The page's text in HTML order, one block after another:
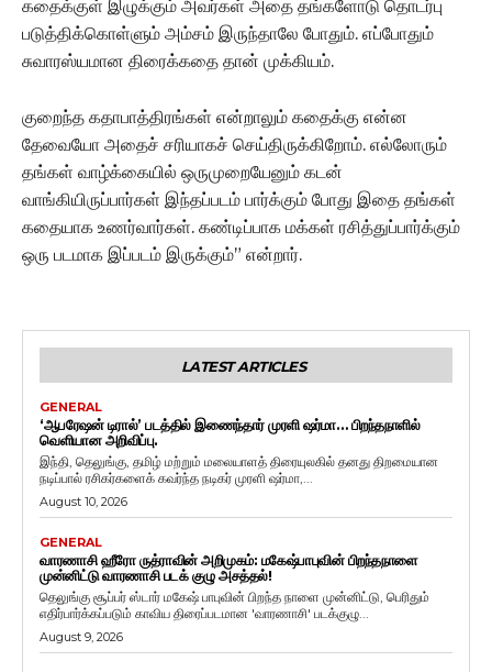
கதைக்குள் இழுக்கும் அவர்கள் அதை தங்களோடு தொடர்பு
படுத்திக்கொள்ளும் அம்சம் இருந்தாலே போதும். எப்போதும்
சுவாரஸ்யமான திரைக்கதை தான் முக்கியம்.
குறைந்த கதாபாத்திரங்கள் என்றாலும் கதைக்கு என்ன
தேவையோ அதைச் சரியாகச் செய்திருக்கிறோம். எல்லோரும்
தங்கள் வாழ்க்கையில் ஒருமுறையேனும் கடன்
வாங்கியிருப்பார்கள் இந்தப்படம் பார்க்கும் போது இதை தங்கள்
கதையாக உணர்வார்கள். கண்டிப்பாக மக்கள் ரசித்துப்பார்க்கும்
ஒரு படமாக இப்படம் இருக்கும்” என்றார்.
LATEST ARTICLES
GENERAL
‘ஆபரேஷன் டிரால்’ படத்தில் இணைந்தார் முரளி ஷர்மா… பிறந்தநாளில்
வெளியான அறிவிப்பு.
இந்தி, தெலுங்கு, தமிழ் மற்றும் மலையாளத் திரையுலகில் தனது திறமையான
நடிப்பால் ரசிகர்களைக் கவர்ந்த நடிகர் முரளி ஷர்மா,...
August 10, 2026
GENERAL
வாரணாசி ஹீரோ ருத்ராவின் அறிமுகம்: மகேஷ்பாபுவின் பிறந்தநாளை
முன்னிட்டு வாரணாசி படக் குழு அசத்தல்!
தெலுங்கு சூப்பர் ஸ்டார் மகேஷ் பாபுவின் பிறந்த நாளை முன்னிட்டு, பெரிதும்
எதிர்பார்க்கப்படும் காவிய திரைப்படமான 'வாரணாசி' படக்குழு...
August 9, 2026